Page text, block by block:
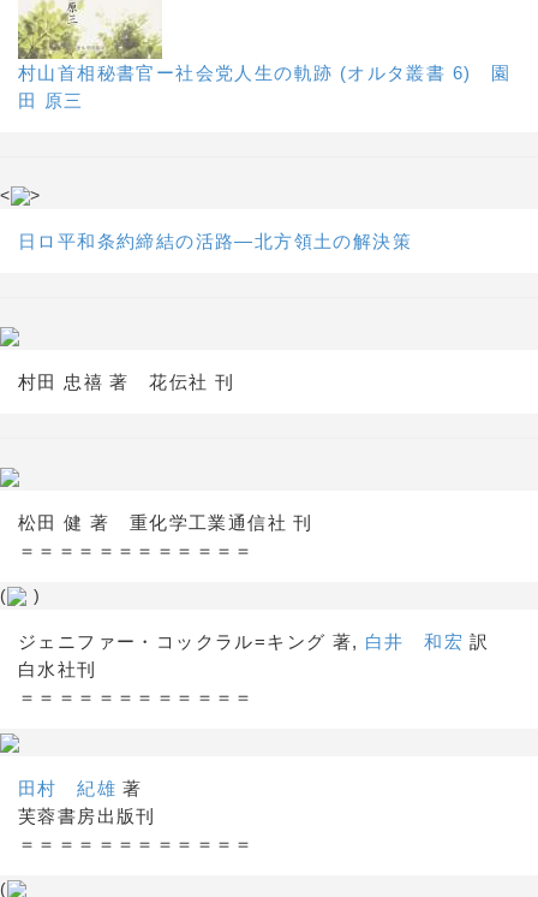
村山首相秘書官ー社会党人生の軌跡 (オルタ叢書 6) 園
田 原三
< >
日ロ平和条約締結の活路―北方領土の解決策
村田 忠禧 著 花伝社 刊
松田 健 著 重化学工業通信社 刊
＝＝＝＝＝＝＝＝＝＝＝＝
( )
ジェニファー・コックラル=キング 著, 白井 和宏 訳
白水社刊
＝＝＝＝＝＝＝＝＝＝＝＝
田村 紀雄 著
芙蓉書房出版刊
＝＝＝＝＝＝＝＝＝＝＝＝
(